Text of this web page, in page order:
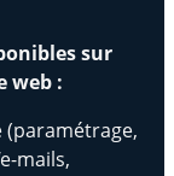
sur
web :
mails,